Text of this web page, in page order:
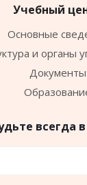
Учебный
Основные
и органы
Документы
всегда